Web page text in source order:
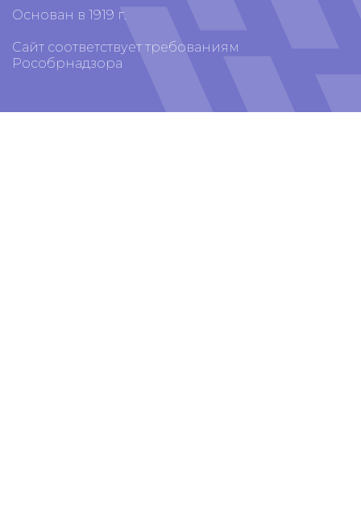
Основан в 1919 г.
Сайт соответствует требованиям
Рособрнадзора